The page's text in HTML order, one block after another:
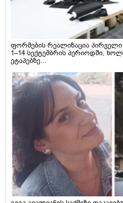
ფორმების რეალიზაცია
1–14 სექტემბრის პერიოდში,
ეტაპებზე...